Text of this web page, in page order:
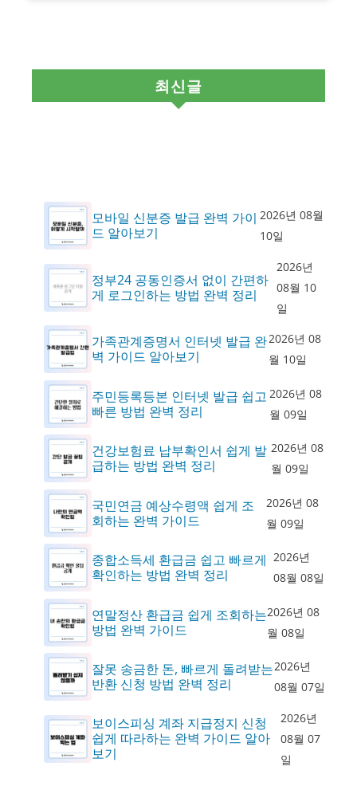
최신글
모바일 신분증 발급 완벽 가이
드 알아보기
2026년 08월
10일
정부24 공동인증서 없이 간편하
게 로그인하는 방법 완벽 정리
2026년
08월 10
일
가족관계증명서 인터넷 발급 완
벽 가이드 알아보기
2026년 08
월 10일
주민등록등본 인터넷 발급 쉽고
빠른 방법 완벽 정리
2026년 08
월 09일
건강보험료 납부확인서 쉽게 발
급하는 방법 완벽 정리
2026년 08
월 09일
국민연금 예상수령액 쉽게 조
회하는 완벽 가이드
2026년 08
월 09일
종합소득세 환급금 쉽고 빠르게
확인하는 방법 완벽 정리
2026년
08월 08일
연말정산 환급금 쉽게 조회하는
방법 완벽 가이드
2026년 08
월 08일
잘못 송금한 돈, 빠르게 돌려받는
반환 신청 방법 완벽 정리
2026년
08월 07일
보이스피싱 계좌 지급정지 신청
쉽게 따라하는 완벽 가이드 알아
보기
2026년
08월 07
일